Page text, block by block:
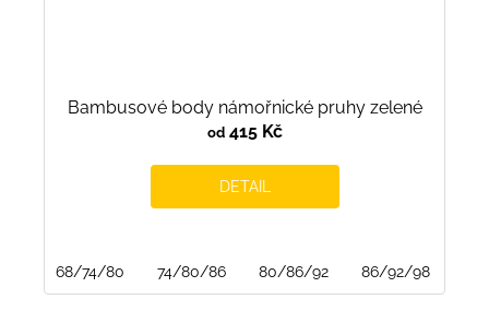
Bambusové body námořnické pruhy zelené
od415 Kč
DETAIL
68/74/80 74/80/86 80/86/92 86/92/98